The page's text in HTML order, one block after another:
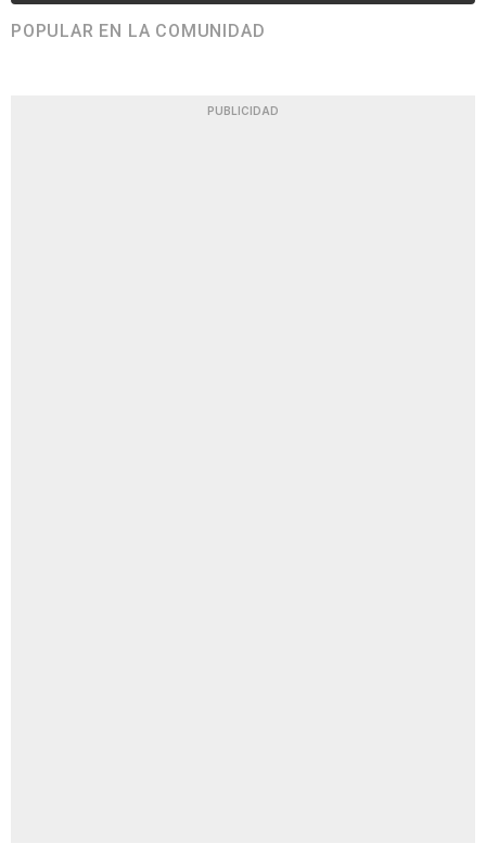
POPULAR EN LA COMUNIDAD
PUBLICIDAD